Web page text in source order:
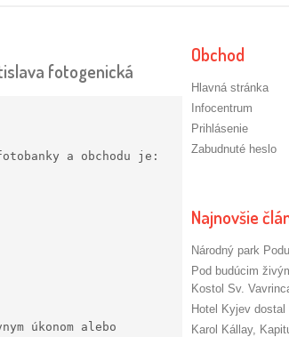
fotogenická
a obchodu je:
úkonom alebo
Obchod
Hlavná stránka
Infocentrum
Prihlásenie
Zabudnuté heslo
Najnovšie
Národný park
Pod budúcim
Kostol Sv.
Hotel Kyjev
Karol Kállay,